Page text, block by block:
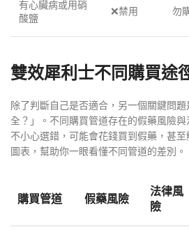
有心臟病或用硝
酸鹽
❌禁用 勿
雙效犀利士不同購買途
除了判斷自己是否適合，另一個關鍵問
全？」。不同購買管道存在的假藥風險
不小心選錯，可能會花錢買到假藥，甚
圖表，幫助你一眼看懂不同管道的差別。
購買管道 假藥風險
法律風
險